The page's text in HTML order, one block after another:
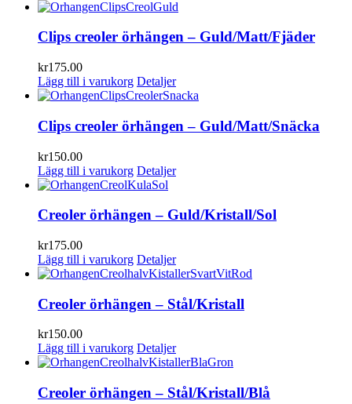
Clips creoler örhängen – Guld/Matt/Fjäder
kr175.00
Lägg till i varukorg Detaljer
Clips creoler örhängen – Guld/Matt/Snäcka
kr150.00
Lägg till i varukorg Detaljer
Creoler örhängen – Guld/Kristall/Sol
kr175.00
Lägg till i varukorg Detaljer
Creoler örhängen – Stål/Kristall
kr150.00
Lägg till i varukorg Detaljer
Creoler örhängen – Stål/Kristall/Blå